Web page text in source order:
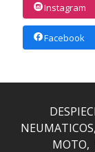
Instagram
Facebook
NEUMATICOS
MOTO